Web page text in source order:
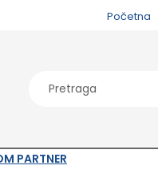
Početna
PARTNER